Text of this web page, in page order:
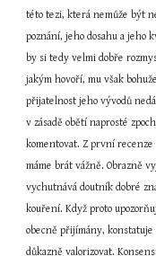
této tezi, která nemůže být
poznání, jeho dosahu a jeho
by si tedy velmi dobře
jakým hovoří, mu však
přijatelnost jeho vývodů
v zásadě obětí naprosté
komentovat. Z první
máme brát vážně. Obrazně
vychutnává doutník dobré
kouření. Když proto
obecně přijímány,
důkazně valorizovat.